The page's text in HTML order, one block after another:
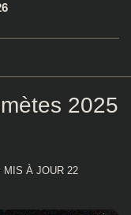
2025
MIS À JOUR 22